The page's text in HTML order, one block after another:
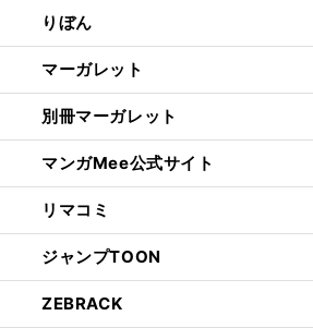
りぼん
マーガレット
別冊マーガレット
マンガMee公式サイト
リマコミ
ジャンプTOON
ZEBRACK